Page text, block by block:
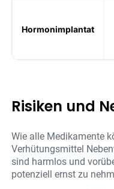
Hormonimplantat
Risiken und
Wie alle Medikamente
Verhütungsmittel
sind harmlos und
potenziell ernst zu